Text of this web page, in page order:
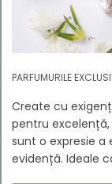
PARFUMURILE
Create cu
pentru
sunt o expresie a
evidență. Ideale